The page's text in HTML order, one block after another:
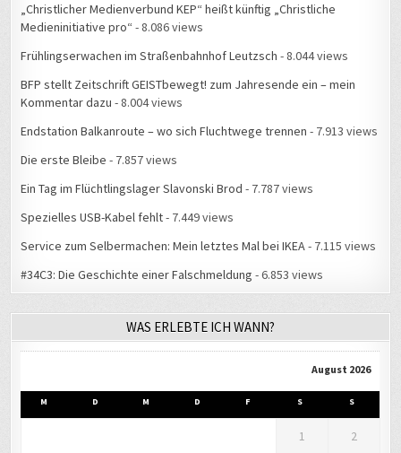
„Christlicher Medienverbund KEP“ heißt künftig „Christliche
Medieninitiative pro“ - 8.086 views
Frühlingserwachen im Straßenbahnhof Leutzsch - 8.044 views
BFP stellt Zeitschrift GEISTbewegt! zum Jahresende ein – mein
Kommentar dazu - 8.004 views
Endstation Balkanroute – wo sich Fluchtwege trennen - 7.913 views
Die erste Bleibe - 7.857 views
Ein Tag im Flüchtlingslager Slavonski Brod - 7.787 views
Spezielles USB-Kabel fehlt- 7.449 views
Service zum Selbermachen: Mein letztes Mal bei IKEA- 7.115 views
#34C3: Die Geschichte einer Falschmeldung - 6.853 views
WAS ERLEBTE ICH WANN?
August 2026
M D M D F S S
1 2